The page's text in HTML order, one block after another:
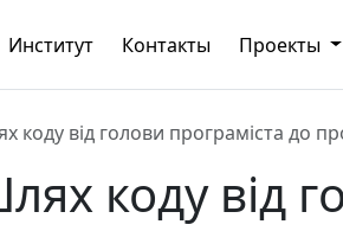
Институт Контакты Проекты
коду від голови програміста до
коду від